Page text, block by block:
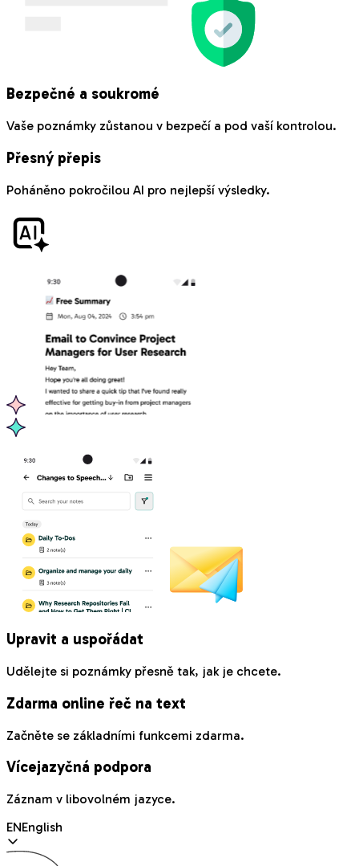
Bezpečné a soukromé
Vaše poznámky zůstanou v bezpečí a pod vaší kontrolou.
Přesný přepis
Poháněno pokročilou AI pro nejlepší výsledky.
Upravit a uspořádat
Udělejte si poznámky přesně tak, jak je chcete.
Zdarma online řeč na text
Začněte se základními funkcemi zdarma.
Vícejazyčná podpora
Záznam v libovolném jazyce.
ENEnglish